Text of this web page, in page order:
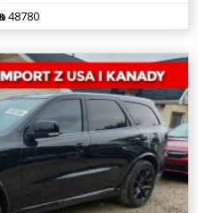
48780